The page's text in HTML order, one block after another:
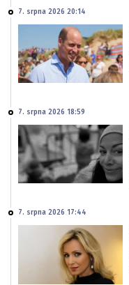
7. srpna 2026 20:14
7. srpna 2026 18:59
7. srpna 2026 17:44